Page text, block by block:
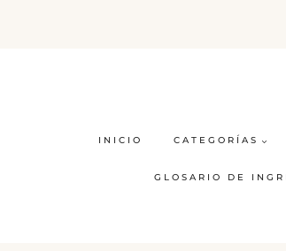
INICIO CATEGORÍAS
GLOSARIO DE